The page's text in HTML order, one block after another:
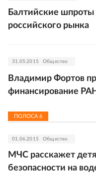
Балтийские шпроты
российского рынка
31.05.2015 Общество
Владимир Фортов
финансирование РАН
ПОЛОСА 6
01.06.2015 Общество
МЧС расскажет
безопасности на